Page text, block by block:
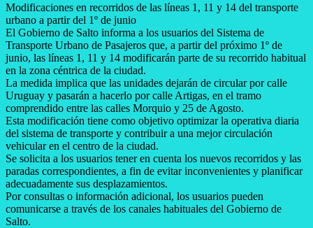
Modificaciones en recorridos de las líneas 1, 11 y 14 del transporte
urbano a partir del 1º de junio
El Gobierno de Salto informa a los usuarios del Sistema de
Transporte Urbano de Pasajeros que, a partir del próximo 1º de
junio, las líneas 1, 11 y 14 modificarán parte de su recorrido habitual
en la zona céntrica de la ciudad.
La medida implica que las unidades dejarán de circular por calle
Uruguay y pasarán a hacerlo por calle Artigas, en el tramo
comprendido entre las calles Morquio y 25 de Agosto.
Esta modificación tiene como objetivo optimizar la operativa diaria
del sistema de transporte y contribuir a una mejor circulación
vehicular en el centro de la ciudad.
Se solicita a los usuarios tener en cuenta los nuevos recorridos y las
paradas correspondientes, a fin de evitar inconvenientes y planificar
adecuadamente sus desplazamientos.
Por consultas o información adicional, los usuarios pueden
comunicarse a través de los canales habituales del Gobierno de
Salto.